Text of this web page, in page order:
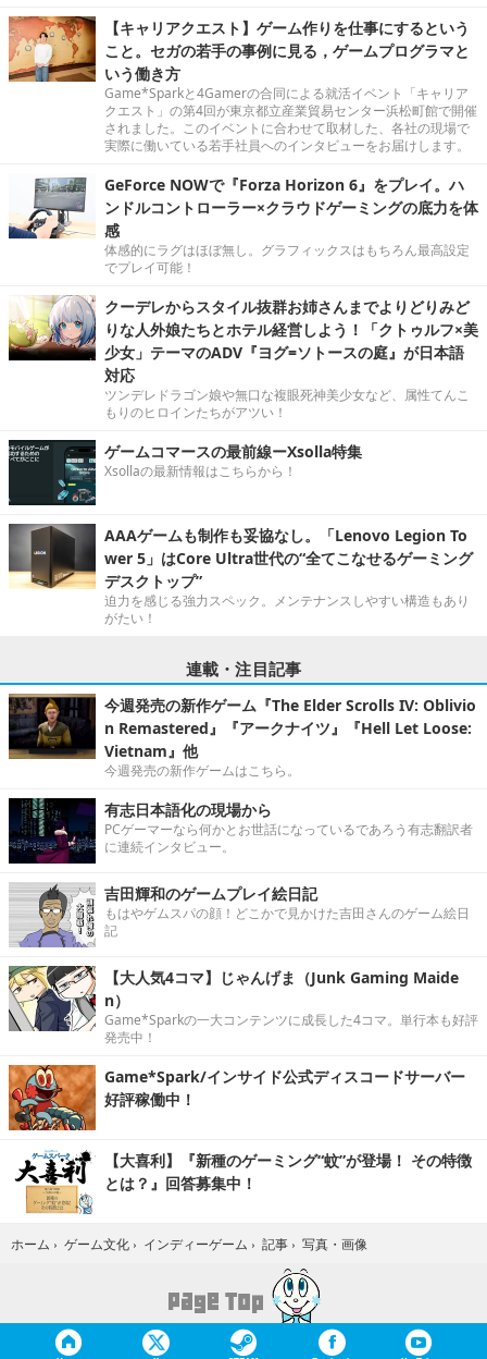
【キャリアクエスト】ゲーム作りを仕事にするという
こと。セガの若手の事例に見る，ゲームプログラマと
いう働き方
Game*Sparkと4Gamerの合同による就活イベント「キャリア
クエスト」の第4回が東京都立産業貿易センター浜松町館で開催
されました。このイベントに合わせて取材した、各社の現場で
実際に働いている若手社員へのインタビューをお届けします。
GeForce NOWで『Forza Horizon 6』をプレイ。ハ
ンドルコントローラー×クラウドゲーミングの底力を体
感
体感的にラグはほぼ無し。グラフィックスはもちろん最高設定
でプレイ可能！
クーデレからスタイル抜群お姉さんまでよりどりみど
りな人外娘たちとホテル経営しよう！「クトゥルフ×美
少女」テーマのADV『ヨグ=ソトースの庭』が日本語
対応
ツンデレドラゴン娘や無口な複眼死神美少女など、属性てんこ
もりのヒロインたちがアツい！
ゲームコマースの最前線ーXsolla特集
Xsollaの最新情報はこちらから！
AAAゲームも制作も妥協なし。「Lenovo Legion To
wer 5」はCore Ultra世代の“全てこなせるゲーミング
デスクトップ”
迫力を感じる強力スペック。メンテナンスしやすい構造もあり
がたい！
連載・注目記事
今週発売の新作ゲーム『The Elder Scrolls IV: Oblivio
n Remastered』『アークナイツ』『Hell Let Loose:
Vietnam』他
今週発売の新作ゲームはこちら。
有志日本語化の現場から
PCゲーマーなら何かとお世話になっているであろう有志翻訳者
に連続インタビュー。
吉田輝和のゲームプレイ絵日記
もはやゲムスパの顔！どこかで見かけた吉田さんのゲーム絵日
記
【大人気4コマ】じゃんげま（Junk Gaming Maide
n）
Game*Sparkの一大コンテンツに成長した4コマ。単行本も好評
発売中！
Game*Spark/インサイド公式ディスコードサーバー
好評稼働中！
【大喜利】『新種のゲーミング“蚊”が登場！ その特徴
とは？』回答募集中！
ホーム › ゲーム文化 › インディーゲーム › 記事 › 写真・画像